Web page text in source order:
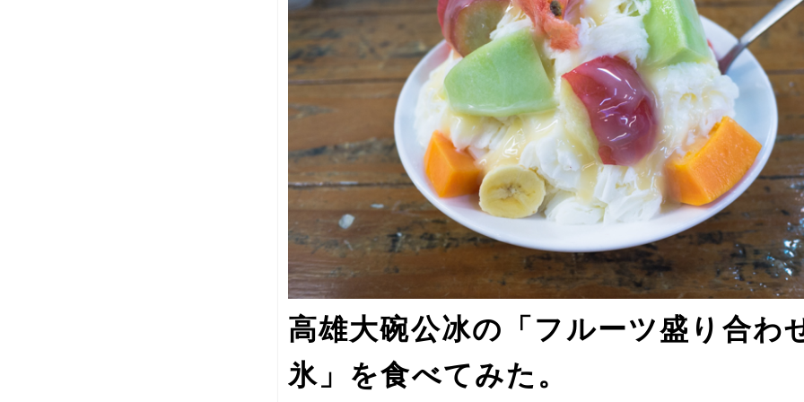
高雄大碗公冰の「フルーツ盛り合わ
氷」を食べてみた。